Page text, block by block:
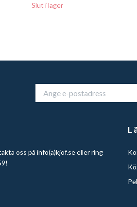
Slut i lager
oss på info(a)kjof.se eller ring